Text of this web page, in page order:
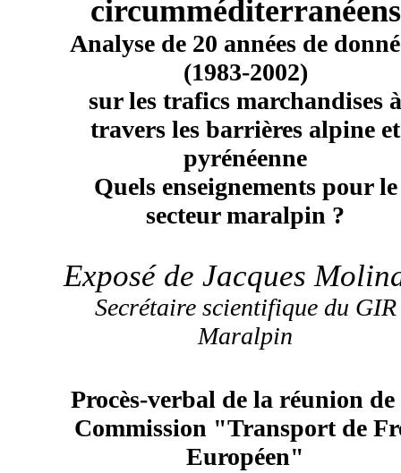
circumméditerranéens
Analyse de 20 années de
(1983-2002)
sur les trafics marchandises à
travers les barrières alpine et
pyrénéenne
Quels enseignements pour le
secteur maralpin ?
Exposé de Jacques
Secrétaire scientifique du GIR
Maralpin
Procès-verbal de la réunion de
Commission "Transport de
Européen"